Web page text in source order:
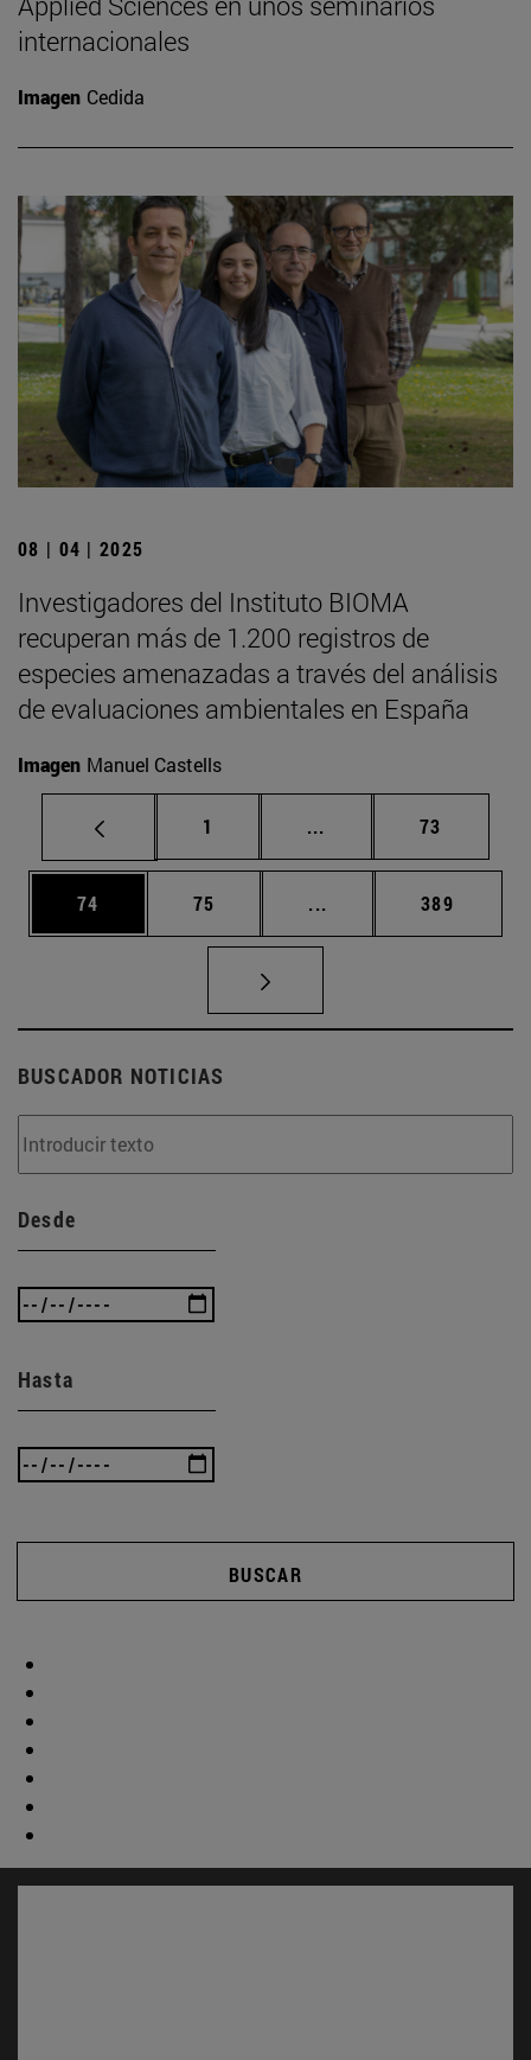
internacionales
Imagen Cedida
08 | 04 | 2025
Investigadores del Instituto BIOMA
recuperan más de 1.200 registros de
especies amenazadas a través del análisis
de evaluaciones ambientales en España
Imagen Manuel Castells
Página
1 ... Páginas intermedias
Página
73
Página
74 Página
75 ... Páginas intermedias
Página
389
BUSCADOR NOTICIAS
Desde
Hasta
BUSCAR